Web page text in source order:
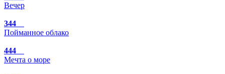
Вечер
344
Пойманное облако
444
Мечта о море